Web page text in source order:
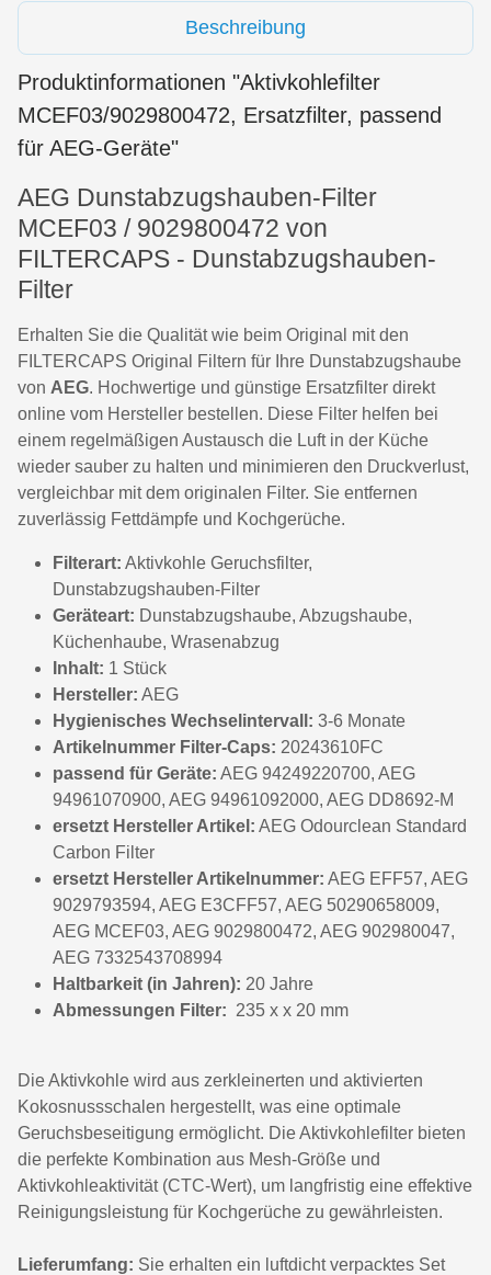
Beschreibung
Produktinformationen "Aktivkohlefilter
MCEF03/9029800472, Ersatzfilter, passend
für AEG-Geräte"
AEG Dunstabzugshauben-Filter
MCEF03 / 9029800472 von
FILTERCAPS - Dunstabzugshauben-
Filter
Erhalten Sie die Qualität wie beim Original mit den
FILTERCAPS Original Filtern für Ihre Dunstabzugshaube
von AEG. Hochwertige und günstige Ersatzfilter direkt
online vom Hersteller bestellen. Diese Filter helfen bei
einem regelmäßigen Austausch die Luft in der Küche
wieder sauber zu halten und minimieren den Druckverlust,
vergleichbar mit dem originalen Filter. Sie entfernen
zuverlässig Fettdämpfe und Kochgerüche.
Filterart: Aktivkohle Geruchsfilter,
Dunstabzugshauben-Filter
Geräteart: Dunstabzugshaube, Abzugshaube,
Küchenhaube, Wrasenabzug
Inhalt: 1 Stück
Hersteller: AEG
Hygienisches Wechselintervall: 3-6 Monate
Artikelnummer Filter-Caps: 20243610FC
passend für Geräte: AEG 94249220700, AEG
94961070900, AEG 94961092000, AEG DD8692-M
ersetzt Hersteller Artikel: AEG Odourclean Standard
Carbon Filter
ersetzt Hersteller Artikelnummer: AEG EFF57, AEG
9029793594, AEG E3CFF57, AEG 50290658009,
AEG MCEF03, AEG 9029800472, AEG 902980047,
AEG 7332543708994
Haltbarkeit (in Jahren): 20 Jahre
Abmessungen Filter: 235 x x 20 mm
Die Aktivkohle wird aus zerkleinerten und aktivierten
Kokosnussschalen hergestellt, was eine optimale
Geruchsbeseitigung ermöglicht. Die Aktivkohlefilter bieten
die perfekte Kombination aus Mesh-Größe und
Aktivkohleaktivität (CTC-Wert), um langfristig eine effektive
Reinigungsleistung für Kochgerüche zu gewährleisten.
Lieferumfang: Sie erhalten ein luftdicht verpacktes Set